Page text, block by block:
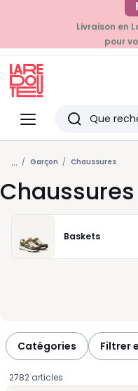
EN
-
Livraison en
pour
Menu
Redoute
Rechercher
Derniers
articles
vus
... Garçon Chaussures
Baskets
Catégories Filtrer
2782 articles